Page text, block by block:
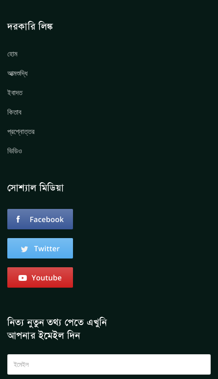
দরকারি লিঙ্ক
হোম
আত্মশুদ্ধি
ইবাদত
কিতাব
প্রশ্নোত্তর
ভিডিও
সোশ্যাল মিডিয়া
নিত্য নুতুন তথ্য পেতে এখুনি
আপনার ইমেইল দিন